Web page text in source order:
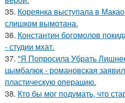
35. Кореянка выступала в
слишком вымотана.
36. Константин богомолов
- студии мхат.
37. "Я Попросила Убрать
цымбалюк - романовская
пластическую операцию.
38. Кто бы мог подумать, что